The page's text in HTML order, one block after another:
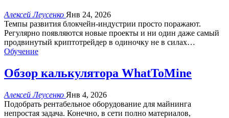
Алексей Леусенко Янв 24, 2026
Темпы развития блокчейн-индустрии просто поражают.
Регулярно появляются новые проекты и ни один даже самый
продвинутый криптотрейдер в одиночку не в силах…
Обучение
Обзор калькулятора WhatToMine
Алексей Леусенко Янв 4, 2026
Подобрать рентабельное оборудование для майнинга
непростая задача. Конечно, в сети полно материалов,